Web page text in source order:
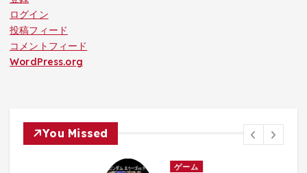
ログイン
投稿フィード
コメントフィード
WordPress.org
You Missed
ゲーム